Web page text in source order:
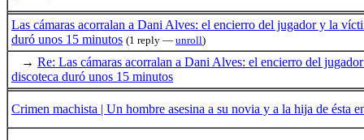
Las cámaras acorralan a Dani Alves: el encierro del jugador y la
duró unos 15 minutos (1 reply — unroll)
→ Re: Las cámaras acorralan a Dani Alves: el encierro del
discoteca duró unos 15 minutos
Crimen machista | Un hombre asesina a su novia y a la hija de ésta